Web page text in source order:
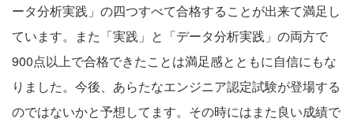
ータ分析実践」の四つすべて合格することが出来て満足し
ています。また「実践」と「データ分析実践」の両方で
900点以上で合格できたことは満足感とともに自信にもな
りました。今後、あらたなエンジニア認定試験が登場する
のではないかと予想してます。その時にはまた良い成績で